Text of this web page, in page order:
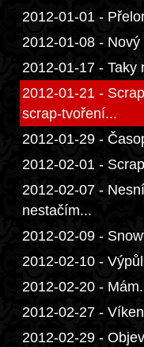
2012-01-01 -
2012-01-08 -
2012-01-17 - Taky
2012-01-21 -
scrap-tvoření...
2012-01-29 -
2012-02-01 -
2012-02-07 -
nestačím...
2012-02-09 -
2012-02-10 -
2012-02-20 -
2012-02-27 -
2012-02-29 -